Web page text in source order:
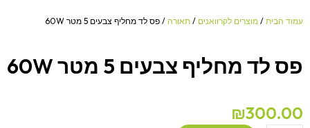
עמוד הבית / מוצרים לקרוואנים / תאורה / פס לד מחליף צבעים 5 מטר 60W
פס לד מחליף צבעים 5 מטר 60W
₪300.00